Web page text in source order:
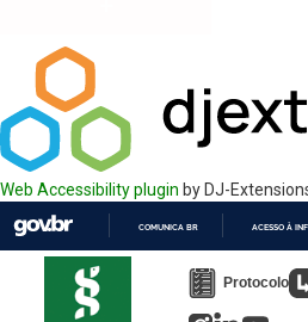
Web Accessibility plugin by DJ-
PARA
COMUNICA BR ACESSO À
Protocolo